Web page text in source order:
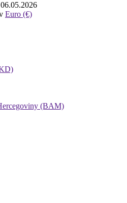
Euro (€)
(BAM)